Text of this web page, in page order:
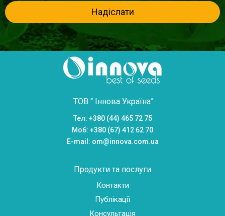
Надіслати
ТОВ “ Іннова Україна”
Тел: +380 (44) 465 72 75
Моб: +380 (67) 412 62 70
E-mail: om@innova.com.ua
Продукти та послуги
Контакти
Публікації
Консультація